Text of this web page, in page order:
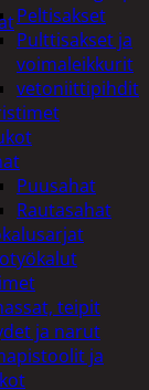
Peltisakset
Pulttisakset ja
voimaleikkurit
vetoniittipihdit
Puusahat
Rautasahat
teipit
ja narut
ja